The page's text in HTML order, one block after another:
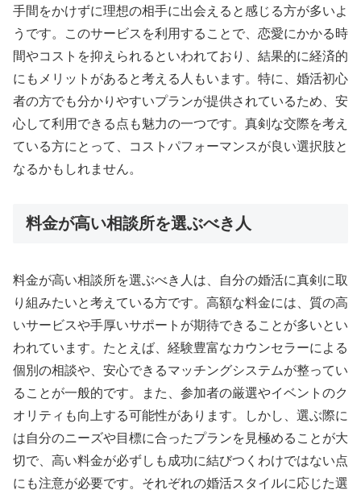
手間をかけずに理想の相手に出会えると感じる方が多いよ
うです。このサービスを利用することで、恋愛にかかる時
間やコストを抑えられるといわれており、結果的に経済的
にもメリットがあると考える人もいます。特に、婚活初心
者の方でも分かりやすいプランが提供されているため、安
心して利用できる点も魅力の一つです。真剣な交際を考え
ている方にとって、コストパフォーマンスが良い選択肢と
なるかもしれません。
料金が高い相談所を選ぶべき人
料金が高い相談所を選ぶべき人は、自分の婚活に真剣に取
り組みたいと考えている方です。高額な料金には、質の高
いサービスや手厚いサポートが期待できることが多いとい
われています。たとえば、経験豊富なカウンセラーによる
個別の相談や、安心できるマッチングシステムが整ってい
ることが一般的です。また、参加者の厳選やイベントのク
オリティも向上する可能性があります。しかし、選ぶ際に
は自分のニーズや目標に合ったプランを見極めることが大
切で、高い料金が必ずしも成功に結びつくわけではない点
にも注意が必要です。それぞれの婚活スタイルに応じた選